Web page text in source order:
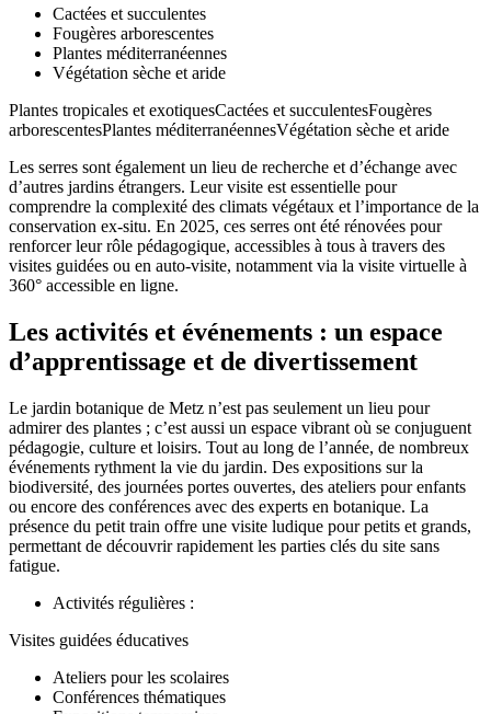
Cactées et succulentes
Fougères arborescentes
Plantes méditerranéennes
Végétation sèche et aride
Plantes tropicales et exotiquesCactées et succulentesFougères
arborescentesPlantes méditerranéennesVégétation sèche et aride
Les serres sont également un lieu de recherche et d’échange avec
d’autres jardins étrangers. Leur visite est essentielle pour
comprendre la complexité des climats végétaux et l’importance de la
conservation ex-situ. En 2025, ces serres ont été rénovées pour
renforcer leur rôle pédagogique, accessibles à tous à travers des
visites guidées ou en auto-visite, notamment via la visite virtuelle à
360° accessible en ligne.
Les activités et événements : un espace
d’apprentissage et de divertissement
Le jardin botanique de Metz n’est pas seulement un lieu pour
admirer des plantes ; c’est aussi un espace vibrant où se conjuguent
pédagogie, culture et loisirs. Tout au long de l’année, de nombreux
événements rythment la vie du jardin. Des expositions sur la
biodiversité, des journées portes ouvertes, des ateliers pour enfants
ou encore des conférences avec des experts en botanique. La
présence du petit train offre une visite ludique pour petits et grands,
permettant de découvrir rapidement les parties clés du site sans
fatigue.
Activités régulières :
Visites guidées éducatives
Ateliers pour les scolaires
Conférences thématiques